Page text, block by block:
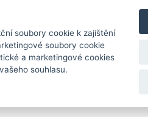
soubory cookie k zajištění
soubory cookie
a marketingové cookies
souhlasu.